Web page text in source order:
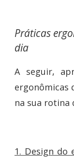
Práticas
dia
A seguir,
ergonômicas
na sua rotina
1. Design do